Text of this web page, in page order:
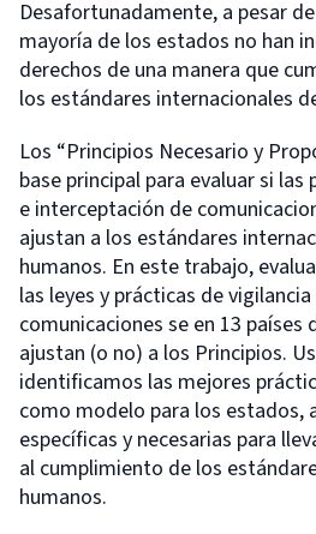
Desafortunadamente, a pesar
mayoría de los estados no han
derechos de una manera que
los estándares internacionales
Los “Principios Necesario y
base principal para evaluar si
e interceptación de
ajustan a los estándares
humanos. En este trabajo,
las leyes y prácticas de
comunicaciones se en 13 países
ajustan (o no) a los Principios.
identificamos las mejores
como modelo para los estados,
específicas y necesarias para
al cumplimiento de los
humanos.